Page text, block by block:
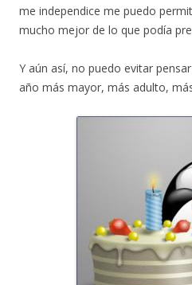
me independice me puedo
mucho mejor de lo que podía
Y aún así, no puedo evitar
año más mayor, más adulto,